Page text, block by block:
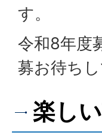
す。
令和8年度
募お待ちし
楽し